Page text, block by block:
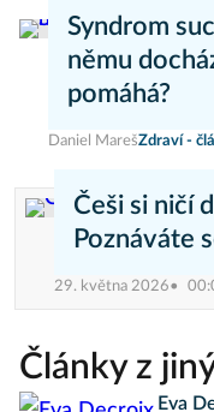
Syndrom
němu
pomáhá?
Daniel MarešZdraví -
Češi si ničí
Poznáváte
29. května 2026
Články z
Eva